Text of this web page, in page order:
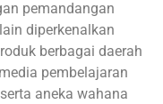
pemandangan
diperkenalkan
berbagai daerah
pembelajaran
aneka wahana